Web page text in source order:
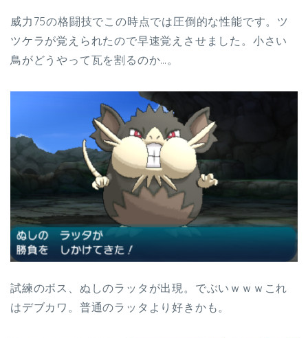
威力75の格闘技でこの時点では圧倒的な性能です。ツ
ツケラが覚えられたので早速覚えさせました。小さい
鳥がどうやって瓦を割るのか…。
試練のボス、ぬしのラッタが出現。でぶいｗｗｗこれ
はデブカワ。普通のラッタより好きかも。